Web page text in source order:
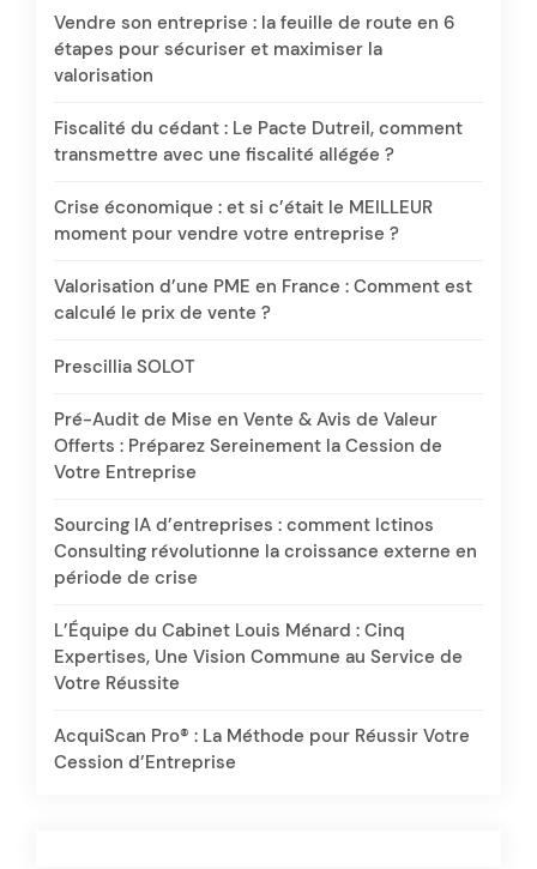
Vendre son entreprise : la feuille de route en 6
étapes pour sécuriser et maximiser la
valorisation
Fiscalité du cédant : Le Pacte Dutreil, comment
transmettre avec une fiscalité allégée ?
Crise économique : et si c’était le MEILLEUR
moment pour vendre votre entreprise ?
Valorisation d’une PME en France : Comment est
calculé le prix de vente ?
Prescillia SOLOT
Pré-Audit de Mise en Vente & Avis de Valeur
Offerts : Préparez Sereinement la Cession de
Votre Entreprise
Sourcing IA d’entreprises : comment Ictinos
Consulting révolutionne la croissance externe en
période de crise
L’Équipe du Cabinet Louis Ménard : Cinq
Expertises, Une Vision Commune au Service de
Votre Réussite
AcquiScan Pro® : La Méthode pour Réussir Votre
Cession d’Entreprise